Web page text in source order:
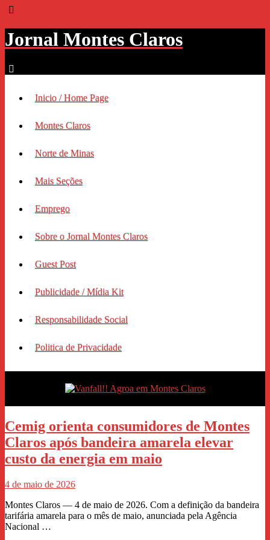
Jornal Montes Claros
Inicio / Home Page
Montes Claros
Norte de Minas
Mais Seções
Emprego
Sobre o Jornal Montes Claros
Guest Post
Publicidade / Mídia Kit
Responsabilidade Social
Politica de Privacidade
Cemig orienta consumidores de Montes
Claros após bandeira amarela elevar
custo da energia em maio
4 de maio de 2026
Montes Claros — 4 de maio de 2026. Com a definição da bandeira
tarifária amarela para o mês de maio, anunciada pela Agência
Nacional …